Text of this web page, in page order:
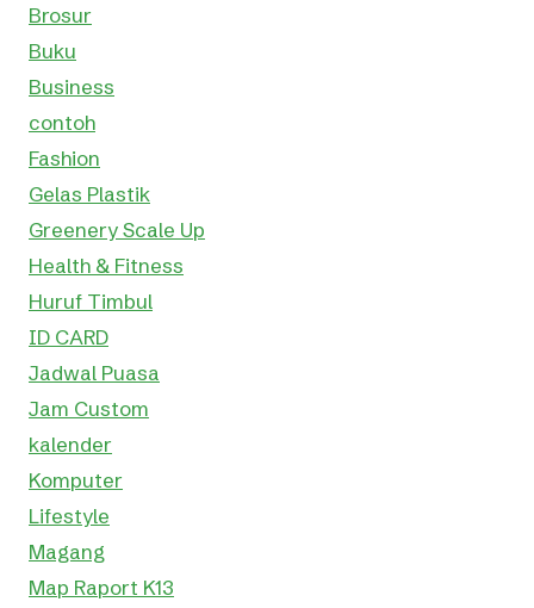
Brosur
Buku
Business
contoh
Fashion
Gelas Plastik
Greenery Scale Up
Health & Fitness
Huruf Timbul
ID CARD
Jadwal Puasa
Jam Custom
kalender
Komputer
Lifestyle
Magang
Map Raport K13